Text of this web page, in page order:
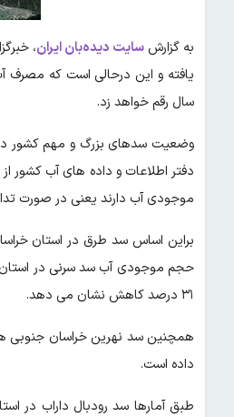
به گزارشسایت دیده‌بان ایران،
یافته و این درحالی است که مصرف
سال رقم خواهد زد.
وضعیت سدهای بزرگ و مهم کشور در
موجودی آب دارند یعنی در صورت
۳۱ درصد کاهش نشان می دهد.
داده است.